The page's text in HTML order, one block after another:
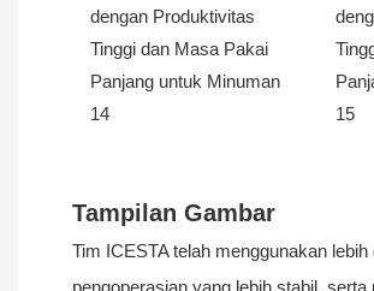
Tampilan Gambar
Tim ICESTA telah menggunakan